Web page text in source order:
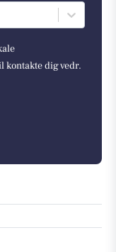
kontakte dig vedr.